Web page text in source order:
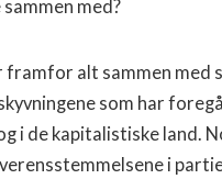
sam­men med?
framfor alt sammen med
som har
i de kapitalistiske land.
i